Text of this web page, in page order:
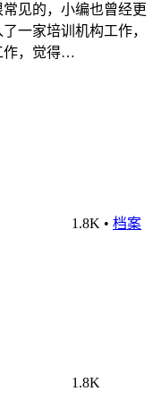
见的，小编也曾经更
一家培训机构工作，
作，觉得…
1.8K • 档案
1.8K